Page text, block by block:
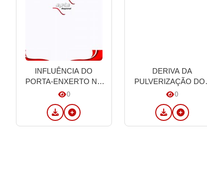
INFLUÊNCIA DO
PORTA-ENXERTO NA
PRODUÇÃO DE
BORRACHA NATURAL
0
DERIVA DA
PULVERIZAÇÃO
AGROQUÍMICOS: UM
PROBLEMA NA
SERICICULTURA
0